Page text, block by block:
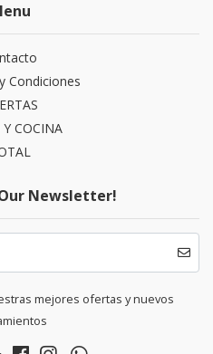
Condiciones
COCINA
Newsletter!
mejores ofertas y nuevos